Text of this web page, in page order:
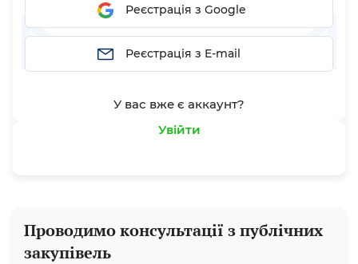
Реєстрація з Google
Реєстрація з E-mail
У вас вже є аккаунт?
Увійти
Проводимо консультації з публічних
закупівель